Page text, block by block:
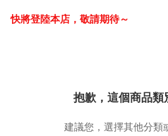
快將登陸本店，敬請期待～
抱歉，這個商品
建議您，選擇其他分類